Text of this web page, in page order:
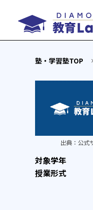
塾・学習塾TOP
出典： 公式